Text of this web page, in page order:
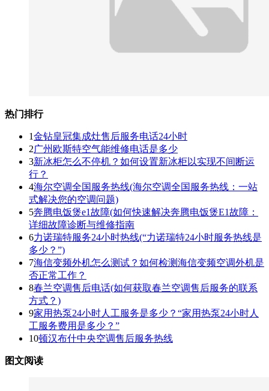
热门排行
1金钻皇冠集成灶售后服务电话24小时
2广州欧斯特空气能维修电话是多少
3新冰柜怎么不停机？如何设置新冰柜以实现不间断运
行？
4海尔空调全国服务热线(海尔空调全国服务热线：一站
式解决您的空调问题)
5奔腾电饭煲e1故障(如何快速解决奔腾电饭煲E1故障：
详细故障诊断与维修指南
6力诺瑞特服务24小时热线(“力诺瑞特24小时服务热线是
多少？”)
7海信变频外机怎么测试？如何检测海信变频空调外机是
否正常工作？
8春兰空调售后电话(如何获取春兰空调售后服务的联系
方式？)
9家用热泵24小时人工服务是多少？“家用热泵24小时人
工服务费用是多少？”
10顿汉布什中央空调售后服务热线
图文阅读